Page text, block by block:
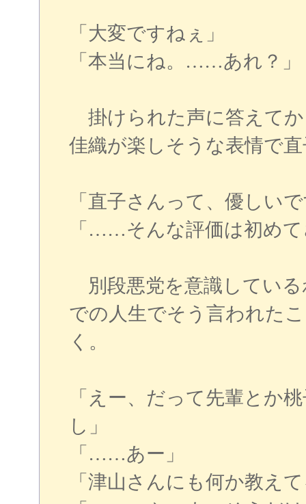
「大変ですねぇ」
「本当にね。……あれ？」
掛けられた声に答えて
佳織が楽しそうな表情で
「直子さんって、優しい
「……そんな評価は初め
別段悪党を意識してい
での人生でそう言われた
く。
「えー、だって先輩とか
し」
「……あー」
「津山さんにも何か教え